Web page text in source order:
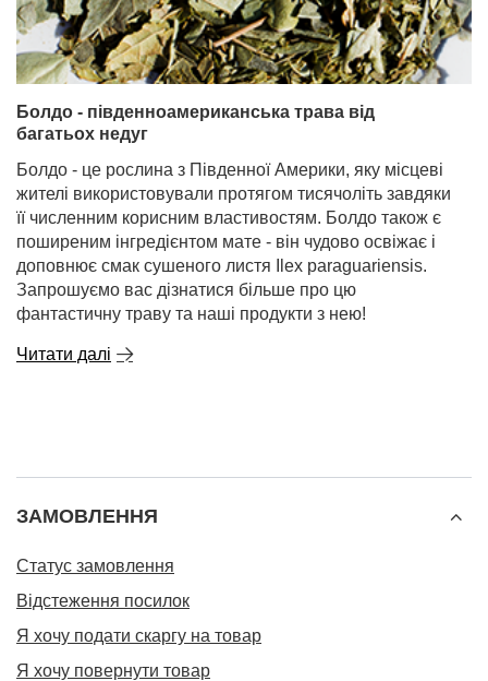
Болдо - південноамериканська трава від
багатьох недуг
Болдо - це рослина з Південної Америки, яку місцеві
жителі використовували протягом тисячоліть завдяки
її численним корисним властивостям. Болдо також є
поширеним інгредієнтом мате - він чудово освіжає і
доповнює смак сушеного листя Ilex paraguariensis.
Запрошуємо вас дізнатися більше про цю
фантастичну траву та наші продукти з нею!
Читати далі
ЗАМОВЛЕННЯ
Статус замовлення
Відстеження посилок
Я хочу подати скаргу на товар
Я хочу повернути товар